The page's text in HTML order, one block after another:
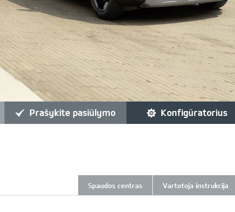
prašykite pasiūlymo konfigūratorius
Vartotoja instrukcija
Spaudos centras